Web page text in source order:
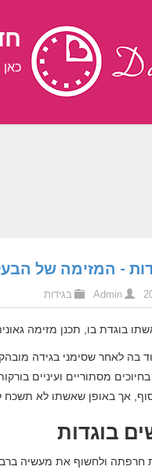
- המזימה של
Admin בגידות
בוגדת בו, תכנן מזימה
בחיוכים מסתוריים ועיניים
אך באופן שאשתו לא תשכח
בוגדות
חרפתה ולחשוף את מעשיה